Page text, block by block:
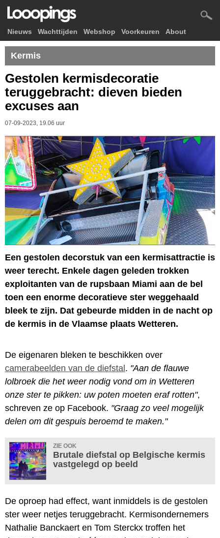
Nieuws Wachttijden Webshop Voorkeuren About
Kermis
Gestolen kermisdecoratie
teruggebracht: dieven bieden
excuses aan
07-09-2023, 19.06 uur
Een gestolen decorstuk van een kermisattractie is
weer terecht. Enkele dagen geleden trokken
exploitanten van de rupsbaan Miami aan de bel
toen een enorme decoratieve ster weggehaald
bleek te zijn. Dat gebeurde midden in de nacht op
de kermis in de Vlaamse plaats Wetteren.
De eigenaren bleken te beschikken over
camerabeelden van de diefstal. "Aan de flauwe
lolbroek die het weer nodig vond om in Wetteren
onze ster te pikken: uw poten moeten eraf rotten",
schreven ze op Facebook. "Graag zo veel mogelijk
delen om dit gespuis beroemd te maken."
ZIE OOK
Brutale diefstal op Belgische kermis
vastgelegd op beeld
De oproep had effect, want inmiddels is de gestolen
ster weer netjes teruggebracht. Kermisondernemers
Nathalie Banckaert en Tom Sterckx troffen het